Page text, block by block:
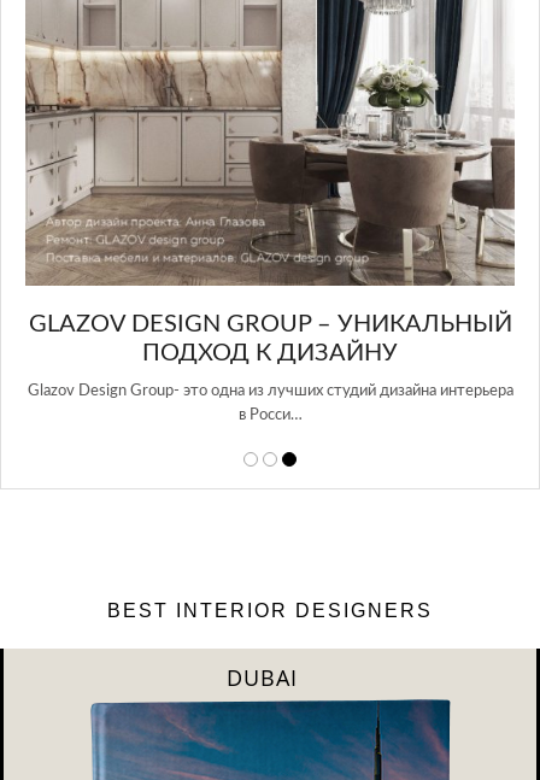
GLAZOV DESIGN GROUP – УНИКАЛЬНЫЙ
ПОДХОД К ДИЗАЙНУ
Glazov Design Group- это одна из лучших студий дизайна интерьера
в Росси…
BEST INTERIOR DESIGNERS